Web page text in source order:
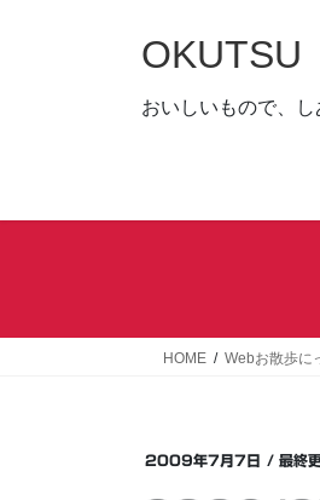
キ
に
OKUTSU
おいしいもので、
HOME Webお散歩に
2009年7月7日 / 最終